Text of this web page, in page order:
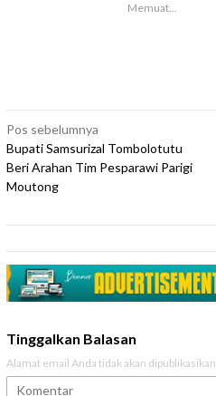
Memuat...
Navigasi
pos
Pos sebelumnya
Bupati Samsurizal Tombolotutu
Beri Arahan Tim Pesparawi Parigi
Moutong
Tinggalkan Balasan
Alamat email Anda tidak akan dipublikasikan.